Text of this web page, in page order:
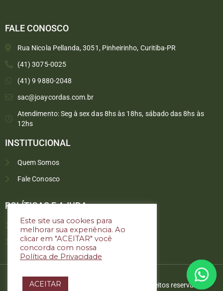
FALE CONOSCO
Rua Nicola Pellanda, 3051, Pinheirinho, Curitiba-PR
(41) 3075-0025
(41) 9 9880-2048
sac@joaycordas.com.br
Atendimento: Seg à sex das 8hs às 18hs, sábado das 8hs às
12hs
INSTITUCIONAL
Quem Somos
Fale Conosco
POLÍTICAS E AJUDA
Política de troca e devoluções
Política de privacidade
Copyright © 2022. Joay Cordas. Todos os direitos reservados.
Este site usa cookies para
melhorar sua experiência. Ao
clicar em "ACEITAR" você
concorda com nossa
Política de Privacidade
ACEITAR
Atendimento